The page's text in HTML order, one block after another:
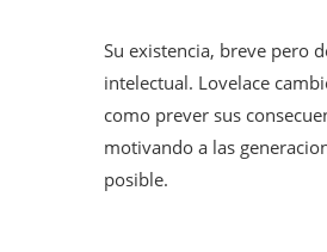
Su existencia, breve pero
intelectual. Lovelace
como prever sus
motivando a las
posible.